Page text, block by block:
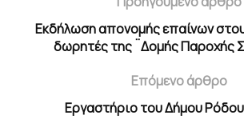
Εκδήλωση απονομής επαίνων
δωρητές της ¨Δομής Παροχής
Επόμενο άρθρο
Εργαστήριο του Δήμου